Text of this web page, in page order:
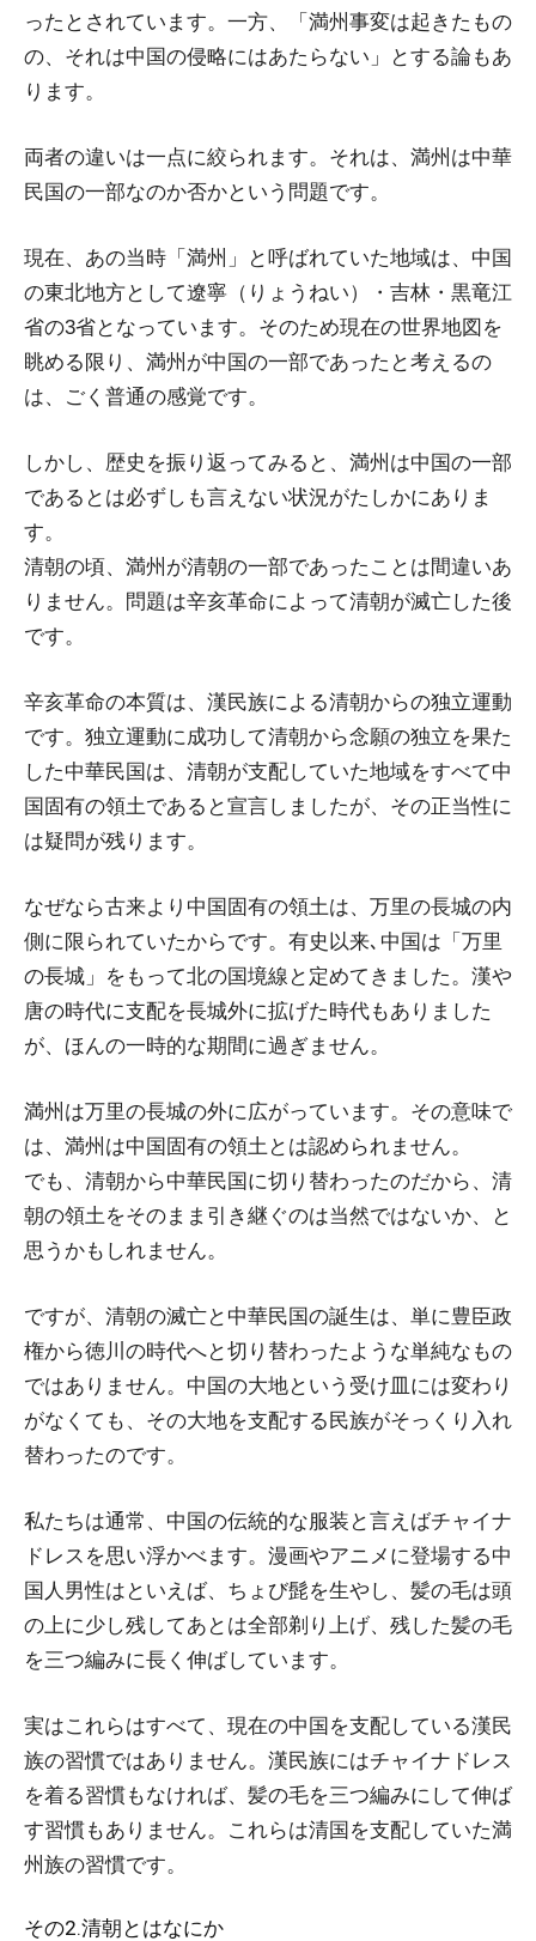
ったとされています。一方、「満州事変は起きたもの
の、それは中国の侵略にはあたらない」とする論もあ
ります。
両者の違いは一点に絞られます。それは、満州は中華
民国の一部なのか否かという問題です。
現在、あの当時「満州」と呼ばれていた地域は、中国
の東北地方として遼寧（りょうねい）・吉林・黒竜江
省の3省となっています。そのため現在の世界地図を
眺める限り、満州が中国の一部であったと考えるの
は、ごく普通の感覚です。
しかし、歴史を振り返ってみると、満州は中国の一部
であるとは必ずしも言えない状況がたしかにありま
す。
清朝の頃、満州が清朝の一部であったことは間違いあ
りません。問題は辛亥革命によって清朝が滅亡した後
です。
辛亥革命の本質は、漢民族による清朝からの独立運動
です。独立運動に成功して清朝から念願の独立を果た
した中華民国は、清朝が支配していた地域をすべて中
国固有の領土であると宣言しましたが、その正当性に
は疑問が残ります。
なぜなら古来より中国固有の領土は、万里の長城の内
側に限られていたからです。有史以来､中国は「万里
の長城」をもって北の国境線と定めてきました。漢や
唐の時代に支配を長城外に拡げた時代もありました
が、ほんの一時的な期間に過ぎません。
満州は万里の長城の外に広がっています。その意味で
は、満州は中国固有の領土とは認められません。
でも、清朝から中華民国に切り替わったのだから、清
朝の領土をそのまま引き継ぐのは当然ではないか、と
思うかもしれません。
ですが、清朝の滅亡と中華民国の誕生は、単に豊臣政
権から徳川の時代へと切り替わったような単純なもの
ではありません。中国の大地という受け皿には変わり
がなくても、その大地を支配する民族がそっくり入れ
替わったのです。
私たちは通常、中国の伝統的な服装と言えばチャイナ
ドレスを思い浮かべます。漫画やアニメに登場する中
国人男性はといえば、ちょび髭を生やし、髪の毛は頭
の上に少し残してあとは全部剃り上げ、残した髪の毛
を三つ編みに長く伸ばしています。
実はこれらはすべて、現在の中国を支配している漢民
族の習慣ではありません。漢民族にはチャイナドレス
を着る習慣もなければ、髪の毛を三つ編みにして伸ば
す習慣もありません。これらは清国を支配していた満
州族の習慣です。
その2.清朝とはなにか